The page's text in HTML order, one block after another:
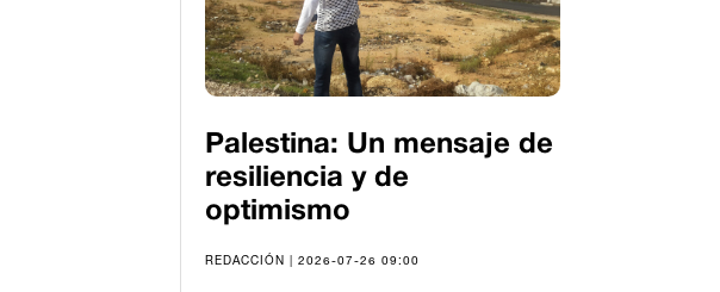
Palestina: Un mensaje de
resiliencia y de
optimismo
REDACCIÓN | 2026-07-26 09:00